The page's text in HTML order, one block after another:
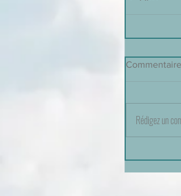
Rédigez un